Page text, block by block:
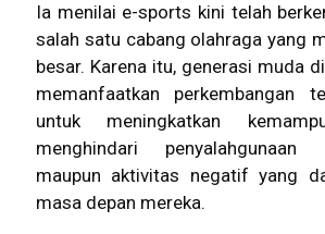
Ia menilai e-sports kini telah
salah satu cabang olahraga yang
besar. Karena itu, generasi muda
memanfaatkan perkembangan
untuk meningkatkan
menghindari
maupun aktivitas negatif yang
masa depan mereka.